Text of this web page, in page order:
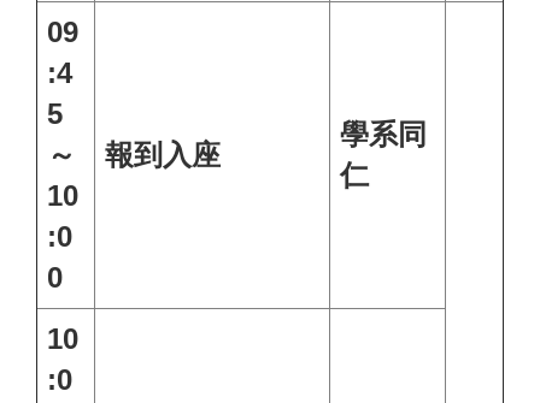
09
:4
5
～
10
:0
0
報到入座
學系同
仁
10
:0